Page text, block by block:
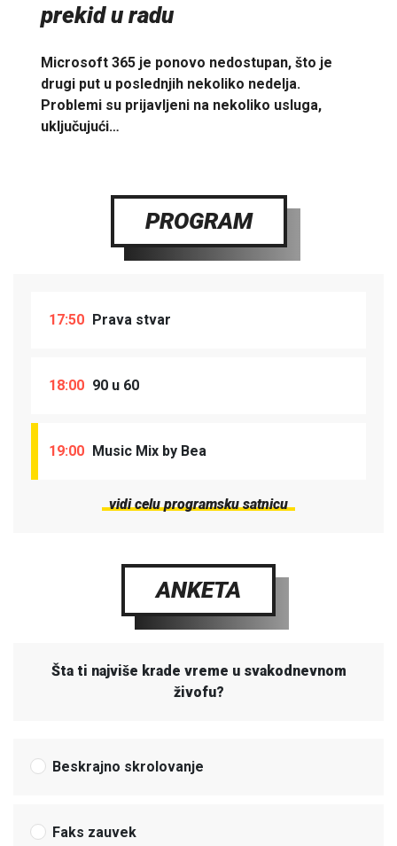
prekid u radu
Microsoft 365 je ponovo nedostupan, što je
drugi put u poslednjih nekoliko nedelja.
Problemi su prijavljeni na nekoliko usluga,
uključujući…
PROGRAM
17:50 Prava stvar
18:00 90 u 60
19:00 Music Mix by Bea
vidi celu programsku satnicu
ANKETA
Šta ti najviše krade vreme u svakodnevnom
živofu?
Beskrajno skrolovanje
Faks zauvek